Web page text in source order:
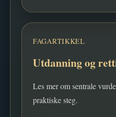
FAGARTIKKEL
Utdanning og
Les mer om sentrale
praktiske steg.